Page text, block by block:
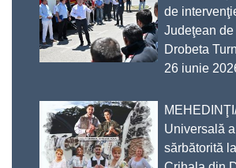
de
Judeţean
Drobeta
26 iunie
Universală
sărbătorită